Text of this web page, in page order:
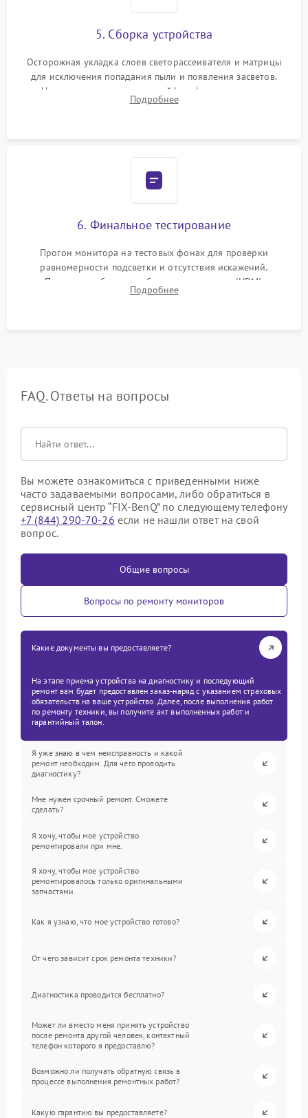
5. Сборка устройства
Осторожная укладка слоев светорассеивателя и матрицы
для исключения попадания пыли и появления засветов.
Надежное подключение шлейфов, фиксация плат и
аккуратное защелкивание пластикового корпуса монитора.
Подробнее
6. Финальное тестирование
Прогон монитора на тестовых фонах для проверки
равномерности подсветки и отсутствия искажений.
Проверка работоспособности всех портов (HDMI,
DisplayPort, VGA) и кнопок управления под нагрузкой в
Подробнее
FAQ. Ответы на вопросы
Вы можете ознакомиться с приведенными ниже
часто задаваемыми вопросами, либо обратиться в
сервисный центр “FIX-BenQ” по следующему телефону
+7 (844) 290-70-26 если не нашли ответ на свой
вопрос.
Общие вопросы
Вопросы по ремонту мониторов
Какие документы вы предоставляете?
На этапе приема устройства на диагностику и последующий
ремонт вам будет предоставлен заказ-наряд с указанием страховых
обязательств на ваше устройство. Далее, после выполнения работ
по ремонту техники, вы получите акт выполненных работ и
гарантийный талон.
Я уже знаю в чем неисправность и какой
ремонт необходим. Для чего проводить
диагностику?
Мне нужен срочный ремонт. Сможете
сделать?
Я хочу, чтобы мое устройство
ремонтировали при мне.
Я хочу, чтобы мое устройство
ремонтировалось только оригинальными
запчастями.
Как я узнаю, что мое устройство готово?
От чего зависит срок ремонта техники?
Диагностика проводится бесплатно?
Может ли вместо меня принять устройство
после ремонта другой человек, контактный
телефон которого я предоставлю?
Возможно ли получать обратную связь в
процессе выполнения ремонтных работ?
Какую гарантию вы предоставляете?